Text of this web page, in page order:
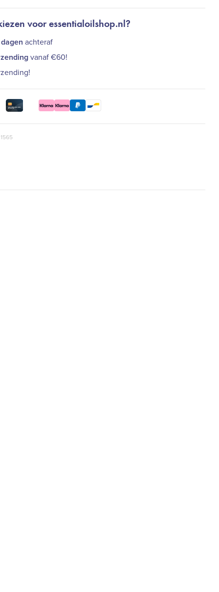
voor essentialoilshop.nl?
achteraf
vanaf €60!